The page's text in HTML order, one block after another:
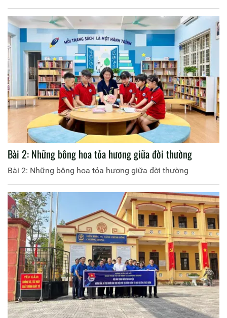
Bài 2: Những bông hoa tỏa hương giữa đời thường
Bài 2: Những bông hoa tỏa hương giữa đời thường